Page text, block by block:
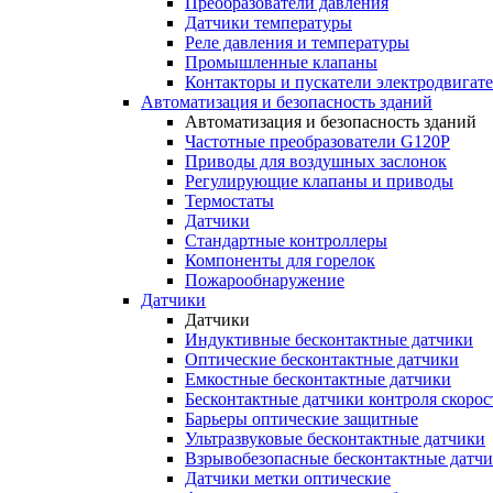
Датчики температуры
Реле давления и температуры
Промышленные клапаны
Контакторы и пускатели
Автоматизация и безопасность зданий
Автоматизация и безопасность зданий
Частотные преобразователи G120P
Приводы для воздушных заслонок
Регулирующие клапаны и приводы
Термостаты
Датчики
Стандартные контроллеры
Компоненты для горелок
Пожарообнаружение
Датчики
Датчики
Индуктивные бесконтактные датчики
Оптические бесконтактные датчики
Емкостные бесконтактные датчики
Бесконтактные датчики контроля
Барьеры оптические защитные
Ультразвуковые бесконтактные датчики
Взрывобезопасные бесконтактные
Датчики метки оптические